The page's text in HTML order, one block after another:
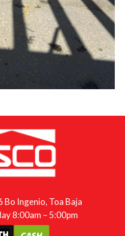
Bo Ingenio, Toa Baja
8:00am – 5:00pm